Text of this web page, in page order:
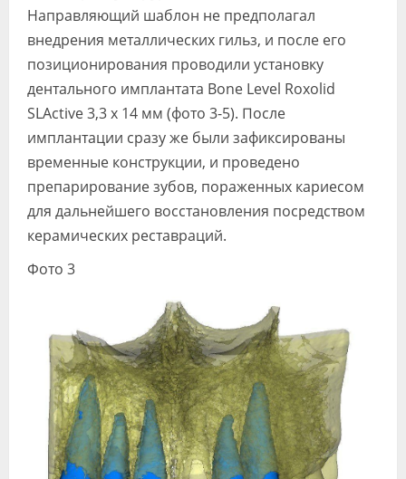
Направляющий шаблон не предполагал
внедрения металлических гильз, и после его
позиционирования проводили установку
дентального имплантата Bone Level Roxolid
SLActive 3,3 x 14 мм (фото 3-5). После
имплантации сразу же были зафиксированы
временные конструкции, и проведено
препарирование зубов, пораженных кариесом
для дальнейшего восстановления посредством
керамических реставраций.
Фото 3